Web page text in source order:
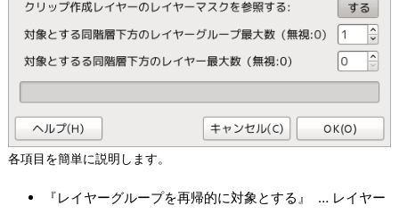
各項目を簡単に説明します。
『レイヤーグループを再帰的に対象とする』 … レイヤー